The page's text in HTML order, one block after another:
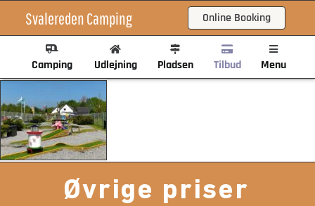
Camping Udlejning Pladsen Tilbud Menu
Online Booking
Svalereden Camping
Øvrige priser